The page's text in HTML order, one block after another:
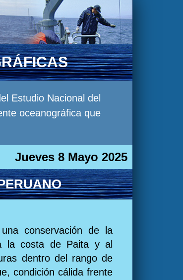
Estudio Nacional del
oceanográfica que
Jueves 8 Mayo 2025
conservación de la
la costa de Paita y al
dentro del rango de
condición cálida frente